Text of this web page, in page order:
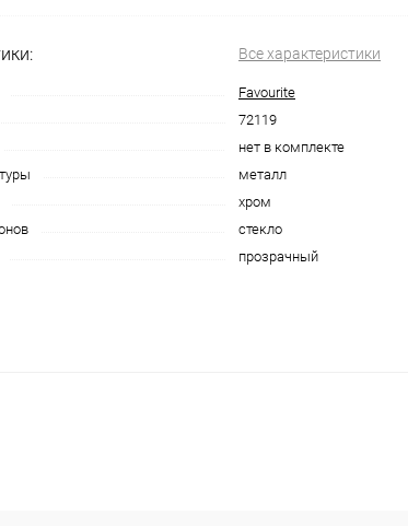
Все характеристики
Favourite
72119
нет в комплекте
металл
хром
стекло
прозрачный